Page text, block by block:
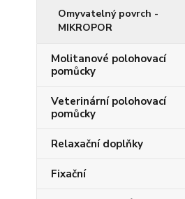
Omyvatelný povrch -
MIKROPOR
Molitanové polohovací
pomůcky
Veterinární polohovací
pomůcky
Relaxační doplňky
Fixační